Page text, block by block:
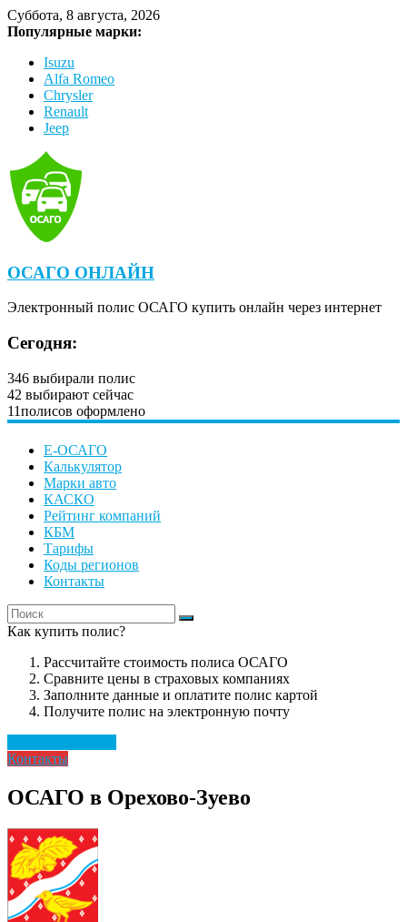
Суббота, 8 августа, 2026
Популярные марки:
Isuzu
Alfa Romeo
Chrysler
Renault
Jeep
ОСАГО ОНЛАЙН
Электронный полис ОСАГО купить онлайн через интернет
Сегодня:
346 выбирали полис
42 выбирают сейчас
11полисов оформлено
Е-ОСАГО
Калькулятор
Марки авто
КАСКО
Рейтинг компаний
КБМ
Тарифы
Коды регионов
Контакты
Как купить полис?
Рассчитайте стоимость полиса ОСАГО
Сравните цены в страховых компаниях
Заполните данные и оплатите полис картой
Получите полис на электронную почту
Контакты
ОСАГО в Орехово-Зуево